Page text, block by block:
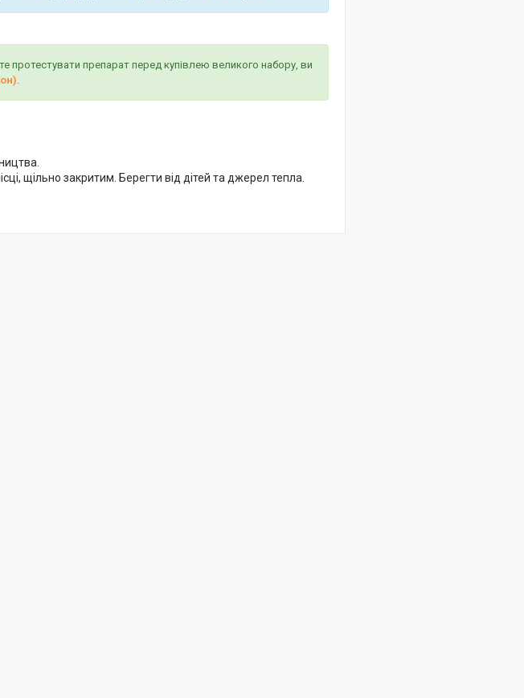
протестувати препарат перед купівлею великого набору, ви
.
щільно закритим. Берегти від дітей та джерел тепла.